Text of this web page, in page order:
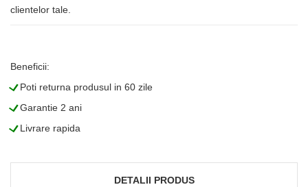
clientelor tale.
Beneficii:
LPoti returna produsul in 60 zile
LGarantie 2 ani
LLivrare rapida
DETALII PRODUS